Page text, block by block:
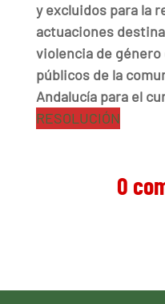
y excluidos para la
actuaciones
violencia de
públicos de la
Andalucía para el
RESOLUCIÓN
0